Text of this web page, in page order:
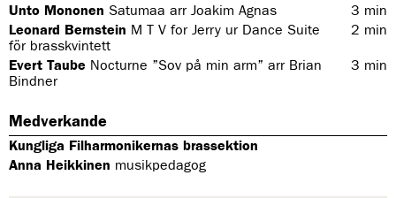
Unto Mononen Satumaa arr Joakim Agnas 3 min
Leonard Bernstein M T V for Jerry ur Dance Suite
för brasskvintett
2 min
Evert Taube Nocturne ”Sov på min arm” arr Brian
Bindner
3 min
Medverkande
Kungliga Filharmonikernas brassektion
Anna Heikkinen musikpedagog